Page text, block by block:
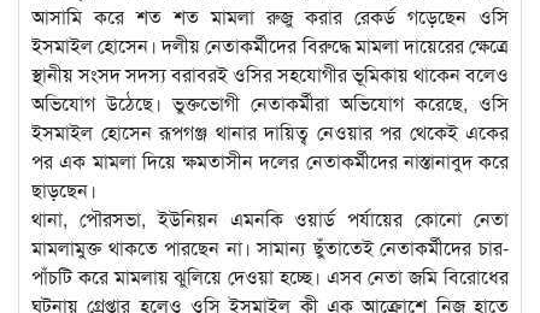
আসামি করে শত শত মামলা রুজু করার রেকর্ড গড়েছেন ওসি
ইসমাইল হোসেন। দলীয় নেতাকর্মীদের বিরুদ্ধে মামলা দায়েরের ক্ষেত্রে
স্থানীয় সংসদ সদস্য বরাবরই ওসির সহযোগীর ভূমিকায় থাকেন বলেও
অভিযোগ উঠেছে। ভুক্তভোগী নেতাকর্মীরা অভিযোগ করেছে, ওসি
ইসমাইল হোসেন রূপগঞ্জ থানার দায়িত্ব নেওয়ার পর থেকেই একের
পর এক মামলা দিয়ে ক্ষমতাসীন দলের নেতাকর্মীদের নাস্তানাবুদ করে
ছাড়ছেন।
থানা, পৌরসভা, ইউনিয়ন এমনকি ওয়ার্ড পর্যায়ের কোনো নেতা
মামলামুক্ত থাকতে পারছেন না। সামান্য ছুঁতাতেই নেতাকর্মীদের চার-
পাঁচটি করে মামলায় ঝুলিয়ে দেওয়া হচ্ছে। এসব নেতা জমি বিরোধের
ঘটনায় গ্রেপ্তার হলেও ওসি ইসমাইল কী এক আক্রোশে নিজ হাতে